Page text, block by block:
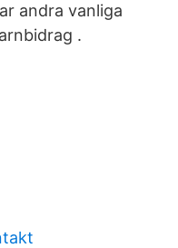
andra vanliga
.